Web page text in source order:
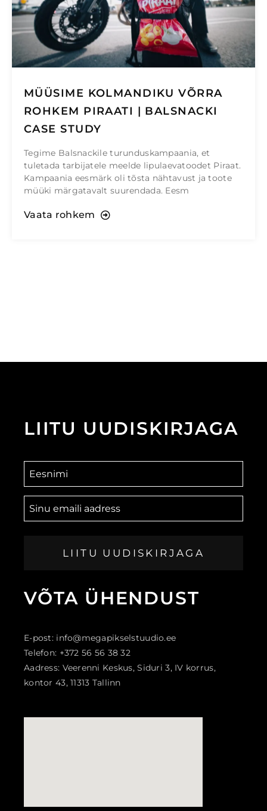
MÜÜSIME KOLMANDIKU VÕRRA
ROHKEM PIRAATI | BALSNACKI
CASE STUDY
Tegime Balsnackile turunduskampaania, et
tuletada tarbijatele meelde lipulaevatoodet Piraat.
Kampaania eesmärk oli tõsta nähtavust ja toote
müüki märgatavalt suurendada. Eesm
Vaata rohkem
LIITU UUDISKIRJAGA
LIITU UUDISKIRJAGA
VÕTA ÜHENDUST
E-post: info@megapikselstuudio.ee
Telefon: +372 56 56 38 32
Aadress: Veerenni Keskus, Siduri 3, IV korrus,
kontor 43, 11313 Tallinn